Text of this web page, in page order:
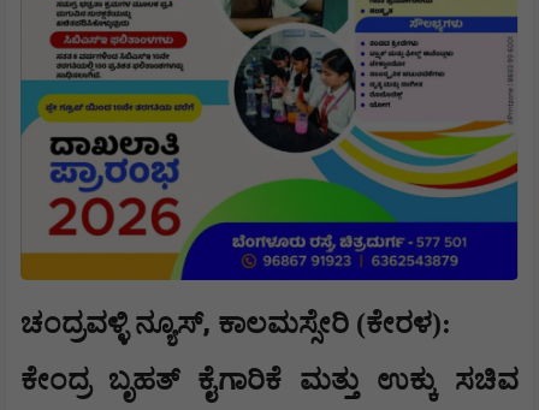
ಚಂದ್ರವಳ್ಳಿ ನ್ಯೂಸ್, ಕಾಲಮಸ್ಸೇರಿ (ಕೇರಳ):
ಕೇಂದ್ರ ಬೃಹತ್ ಕೈಗಾರಿಕೆ ಮತ್ತು ಉಕ್ಕು ಸಚಿವ